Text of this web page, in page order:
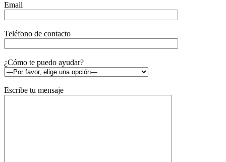
Email
Teléfono de contacto
¿Cómo te puedo ayudar?
Escribe tu mensaje